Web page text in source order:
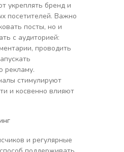
укреплять бренд и
посетителей. Важно
посты, но и
с аудиторией:
проводить
рекламу.
стимулируют
и косвенно влияют
и регулярные